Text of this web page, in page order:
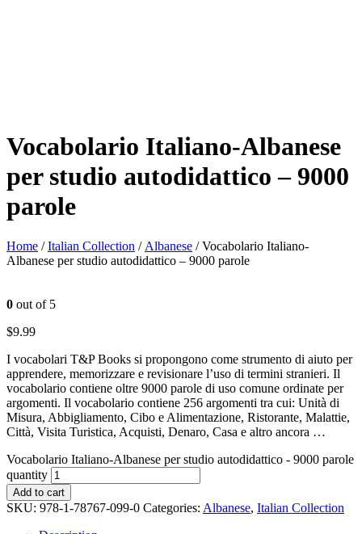
Vocabolario Italiano-Albanese
per studio autodidattico – 9000
parole
Home /Italian Collection / Albanese / Vocabolario Italiano-
Albanese per studio autodidattico – 9000 parole
0 out of 5
$9.99
I vocabolari T&P Books si propongono come strumento di aiuto per
apprendere, memorizzare e revisionare l’uso di termini stranieri. Il
vocabolario contiene oltre 9000 parole di uso comune ordinate per
argomenti. Il vocabolario contiene 256 argomenti tra cui: Unità di
Misura, Abbigliamento, Cibo e Alimentazione, Ristorante, Malattie,
Città, Visita Turistica, Acquisti, Denaro, Casa e altro ancora …
Vocabolario Italiano-Albanese per studio autodidattico - 9000 parole
quantity
Add to cart
SKU: 978-1-78767-099-0 Categories: Albanese, Italian Collection